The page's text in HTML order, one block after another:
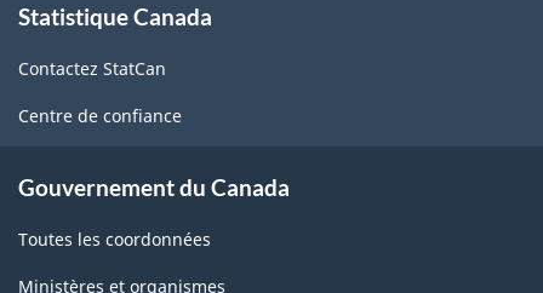
propos
ce
site
Statistique Canada
Contactez StatCan
Centre de confiance
Gouvernement du Canada
Toutes les coordonnées
Ministères et organismes